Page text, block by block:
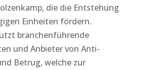
die die Entstehung
Einheiten fördern.
branchenführende
und Anbieter von Anti-
Betrug, welche zur